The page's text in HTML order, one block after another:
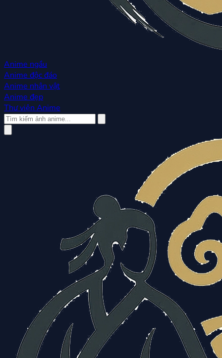
Anime ngầu
Anime độc đáo
Anime nhân vật
Anime đẹp
Thư viện Anime